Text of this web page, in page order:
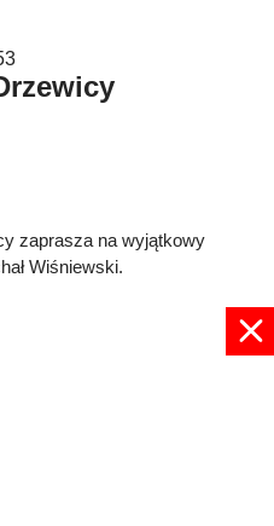
zaprasza na wyjątkowy
Wiśniewski.